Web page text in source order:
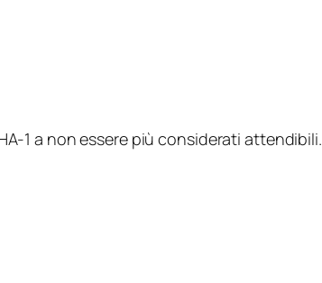
1 a non essere più considerati attendibili.